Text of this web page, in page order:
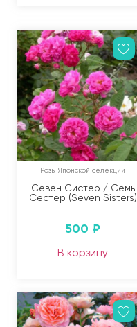
Розы Японской селекции
Севен Систер / Семь
Сестер (Seven Sisters)
500 ₽
В корзину